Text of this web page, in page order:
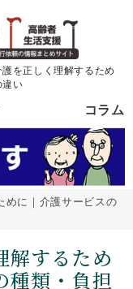
を正しく理解するため
違い
コラム
めに｜介護サービスの
解するため
種類・負担